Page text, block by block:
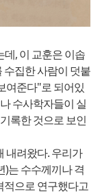
, 이 교훈은 이솝
수집한 사람이 덧붙
여준다"로 되어있
수사학자들이 실
록한 것으로 보인
내려왔다. 우리가
)는 수수께끼나 격
적으로 연구했다고